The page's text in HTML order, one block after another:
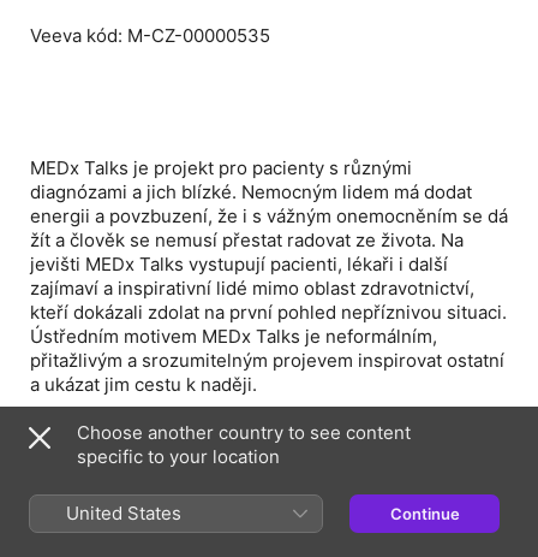
Veeva kód: M-CZ-00000535
MEDx Talks je projekt pro pacienty s různými
diagnózami a jich blízké. Nemocným lidem má dodat
energii a povzbuzení, že i s vážným onemocněním se dá
žít a člověk se nemusí přestat radovat ze života. Na
jevišti MEDx Talks vystupují pacienti, lékaři i další
zajímaví a inspirativní lidé mimo oblast zdravotnictví,
kteří dokázali zdolat na první pohled nepříznivou situaci.
Ústředním motivem MEDx Talks je neformálním,
přitažlivým a srozumitelným projevem inspirovat ostatní
a ukázat jim cestu k naději.
Všechny díly najdete na www.medxtalks.cz
Roche s.r.o., Futurama Business Park Bld F
Choose another country to see content
specific to your location
United States Continue